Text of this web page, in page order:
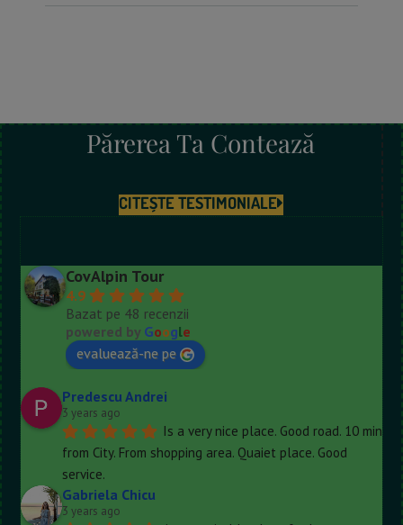
Părerea Ta Contează
CITEȘTE TESTIMONIALE
CovAlpin Tour
4.9
Bazat pe 48 recenzii
powered by Google
evaluează-ne pe
Predescu Andrei
3 years ago
Is a very nice place. Good road. 10 min
from City. From shopping area. Quaiet place. Good
service.
Gabriela Chicu
3 years ago